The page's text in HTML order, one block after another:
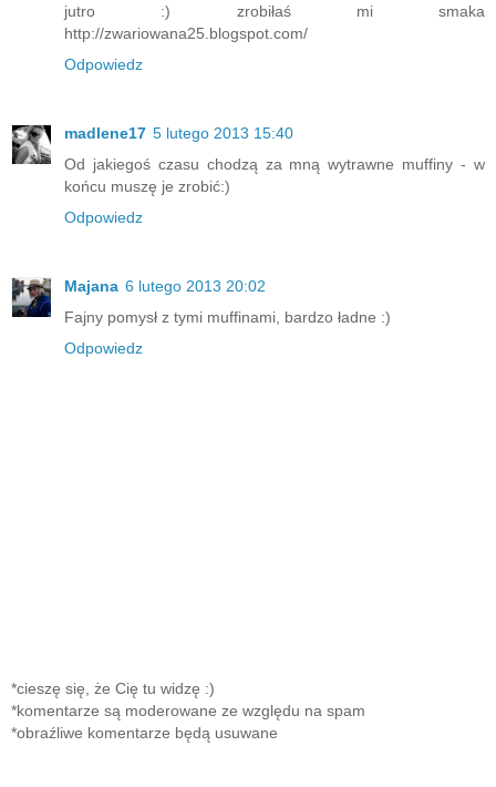
jutro :) zrobiłaś mi smaka
http://zwariowana25.blogspot.com/
Odpowiedz
madlene17 5 lutego 2013 15:40
Od jakiegoś czasu chodzą za mną wytrawne muffiny - w
końcu muszę je zrobić:)
Odpowiedz
Majana 6 lutego 2013 20:02
Fajny pomysł z tymi muffinami, bardzo ładne :)
Odpowiedz
*cieszę się, że Cię tu widzę :)
*komentarze są moderowane ze względu na spam
*obraźliwe komentarze będą usuwane